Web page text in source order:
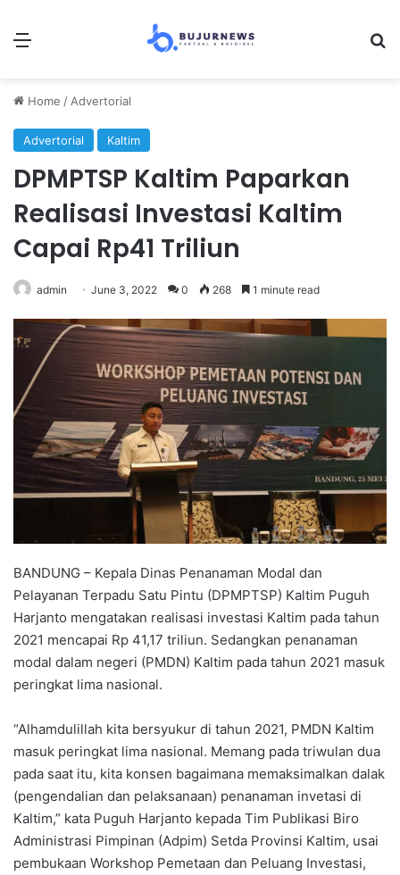
Home / Advertorial
Advertorial Kaltim
DPMPTSP Kaltim Paparkan
Realisasi Investasi Kaltim
Capai Rp41 Triliun
admin June 3, 2022 0 268 1 minute read
BANDUNG – Kepala Dinas Penanaman Modal dan
Pelayanan Terpadu Satu Pintu (DPMPTSP) Kaltim Puguh
Harjanto mengatakan realisasi investasi Kaltim pada tahun
2021 mencapai Rp 41,17 triliun. Sedangkan penanaman
modal dalam negeri (PMDN) Kaltim pada tahun 2021 masuk
peringkat lima nasional.
“Alhamdulillah kita bersyukur di tahun 2021, PMDN Kaltim
masuk peringkat lima nasional. Memang pada triwulan dua
pada saat itu, kita konsen bagaimana memaksimalkan dalak
(pengendalian dan pelaksanaan) penanaman invetasi di
Kaltim,” kata Puguh Harjanto kepada Tim Publikasi Biro
Administrasi Pimpinan (Adpim) Setda Provinsi Kaltim, usai
pembukaan Workshop Pemetaan dan Peluang Investasi,